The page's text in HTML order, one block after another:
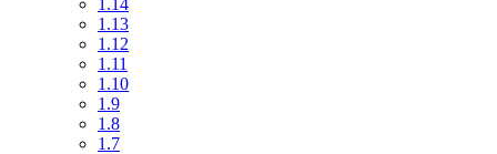
1.14
1.13
1.12
1.11
1.10
1.9
1.8
1.7